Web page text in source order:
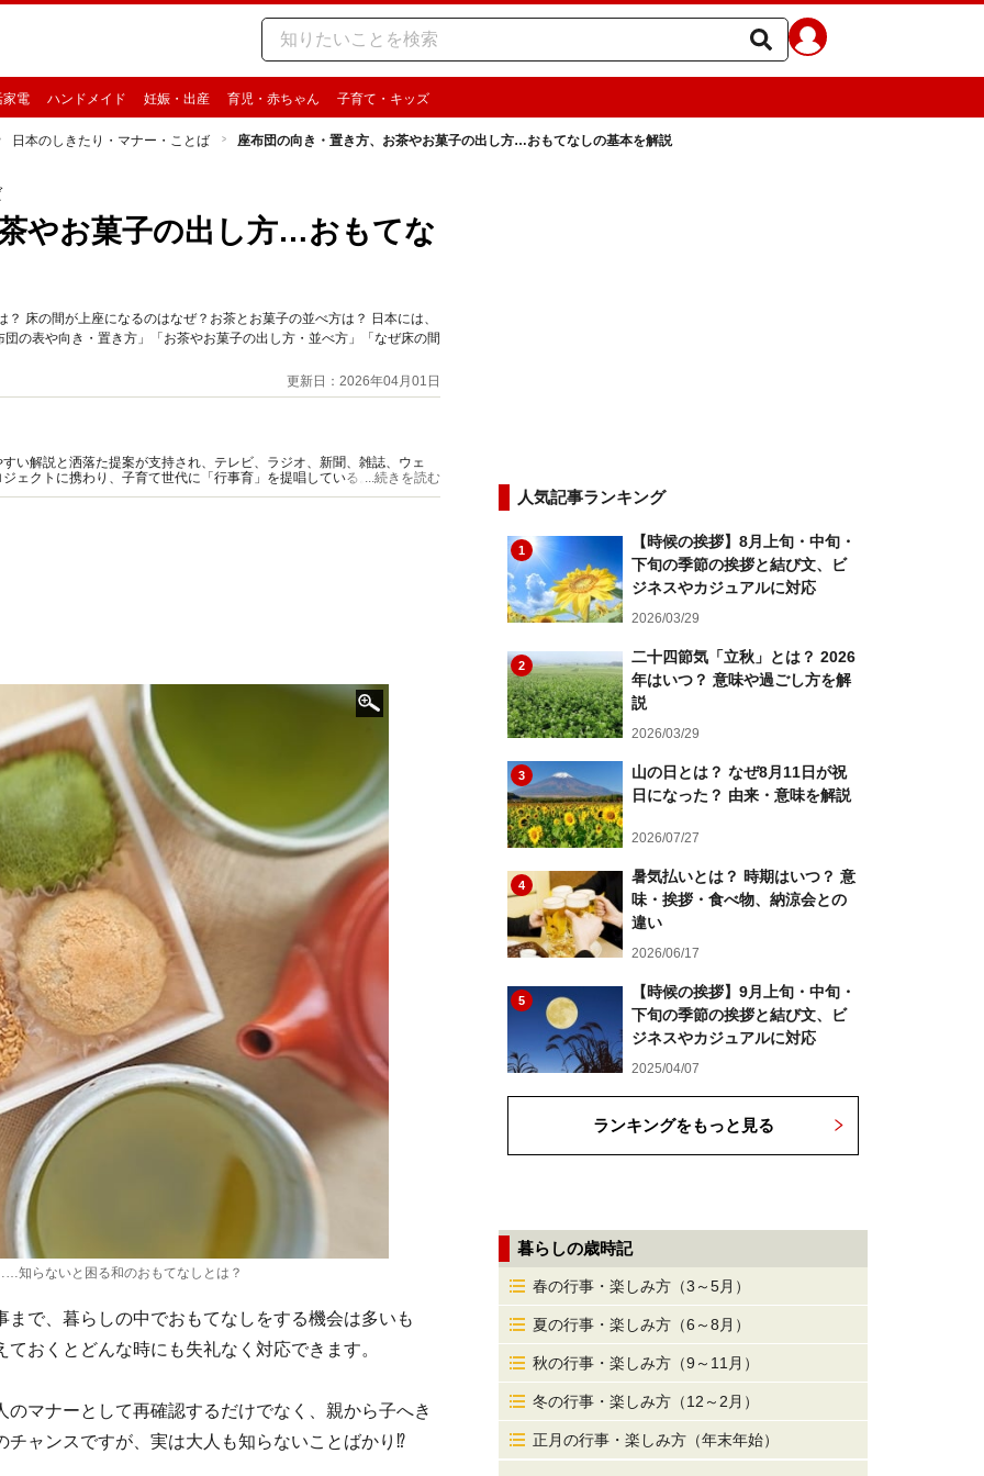
家電 ハンドメイド 妊娠・出産 育児・赤ちゃん 子育て・キッズ
日本のしきたり・マナー・ことば 座布団の向き・置き方、お茶やお菓子の出し方…おもてなしの基本を解説
やお菓子の出し方…おもてな
床の間が上座になるのはなぜ？お茶とお菓子の並べ方は？ 日本には、
の表や向き・置き方」「お茶やお菓子の出し方・並べ方」「なぜ床の間
更新日：2026年04月01日
い解説と洒落た提案が支持され、テレビ、ラジオ、新聞、雑誌、ウェ
ェクトに携わり、子育て世代に「行事育」を提唱している。著書、監修
...続きを読む
知らないと困る和のおもてなしとは？
で、暮らしの中でおもてなしをする機会は多いも
おくとどんな時にも失礼なく対応できます。
マナーとして再確認するだけでなく、親から子へき
ャンスですが、実は大人も知らないことばかり⁉
人気記事ランキング
1
【時候の挨拶】8月上旬・中旬・
下旬の季節の挨拶と結び文、ビ
ジネスやカジュアルに対応
2026/03/29
2
二十四節気「立秋」とは？ 2026
年はいつ？ 意味や過ごし方を解
説
2026/03/29
3
山の日とは？ なぜ8月11日が祝
日になった？ 由来・意味を解説
2026/07/27
4
暑気払いとは？ 時期はいつ？ 意
味・挨拶・食べ物、納涼会との
違い
2026/06/17
5
【時候の挨拶】9月上旬・中旬・
下旬の季節の挨拶と結び文、ビ
ジネスやカジュアルに対応
2025/04/07
ランキングをもっと見る
暮らしの歳時記
春の行事・楽しみ方（3～5月）
夏の行事・楽しみ方（6～8月）
秋の行事・楽しみ方（9～11月）
冬の行事・楽しみ方（12～2月）
正月の行事・楽しみ方（年末年始）